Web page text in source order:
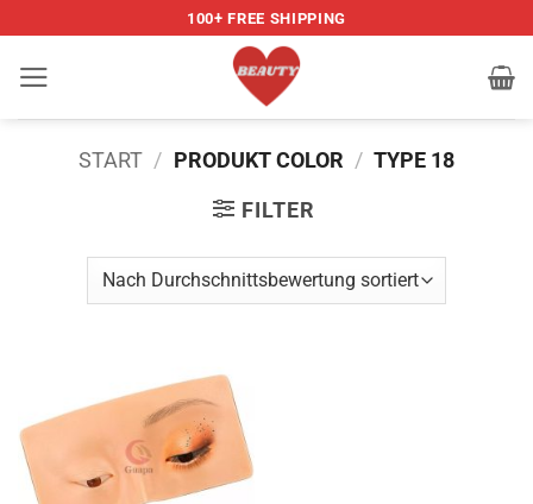
springen
100+ FREE SHIPPING
START / PRODUKT COLOR / TYPE 18
FILTER